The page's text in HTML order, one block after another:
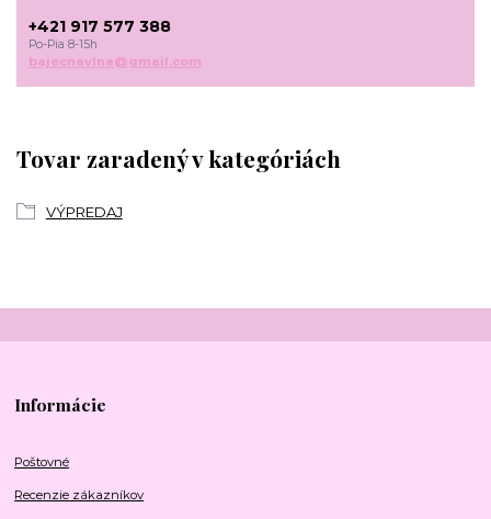
Tovar zaradený v kategóriách
VÝPREDAJ
+421 917 577 388
Po-Pia 8-15h
bajecnavlna@gmail.com
Informácie
Poštovné
Recenzie zákazníkov